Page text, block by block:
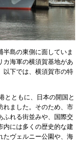
島の東側に面していま
カ海軍の横須賀基地があ
以下では、横須賀市の特
とともに、日本の開国と
れました。そのため、市
ふれる街並みや、国際交
内には多くの歴史的な建
たヴェルニー公園や、海